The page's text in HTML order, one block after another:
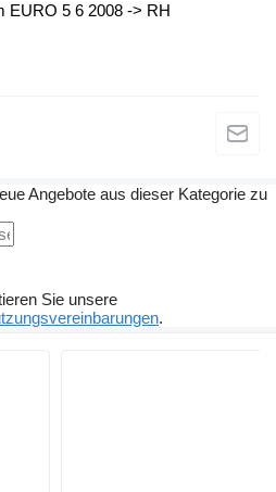
EURO 5 6 2008 -> RH
Angebote aus dieser Kategorie zu
Sie unsere
.